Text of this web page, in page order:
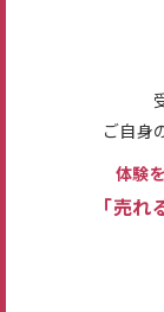
ご自身
体験
「売れ